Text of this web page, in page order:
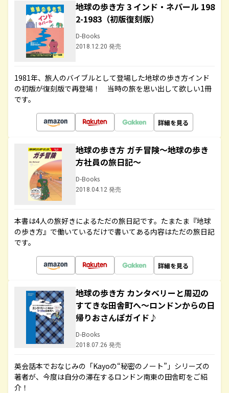
地球の歩き方 3 インド・ネパール 198
2-1983（初版復刻版）
D-Books
2018.12.20 発売
1981年、旅人のバイブルとして登場した地球の歩き方インド
の初版が復刻版で再登場！ 当時の旅を思い出して欲しい1冊
です。
詳細を見る
地球の歩き方 ガチ冒険～地球の歩き
方社員の旅日記～
D-Books
2018.04.12 発売
本書は4人の旅好きによるただの旅日記です。たまたま『地球
の歩き方』で働いているだけで書いてある内容はただの旅日記
です。
詳細を見る
地球の歩き方 カンタベリーと周辺の
すてきな田舎町へ～ロンドンからの日
帰りおさんぽガイド♪
D-Books
2018.07.26 発売
英会話本でおなじみの「Kayoの“秘密のノート”」シリーズの
著者が、今度は自分の滞在するロンドン南東の田舎町をご紹
介！